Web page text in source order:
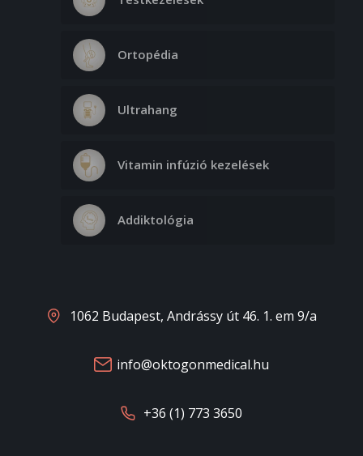
Ortopédia
Ultrahang
Vitamin infúzió kezelések
Addiktológia
1062 Budapest, Andrássy út 46. 1. em 9/a
info@oktogonmedical.hu
+36 (1) 773 3650